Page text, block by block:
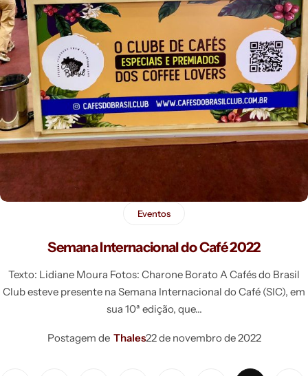
Eventos
Semana Internacional do Café 2022
Texto: Lidiane Moura Fotos: Charone Borato A Cafés do Brasil
Club esteve presente na Semana Internacional do Café (SIC), em
sua 10ª edição, que
Postagem de Thales22 de novembro de 2022